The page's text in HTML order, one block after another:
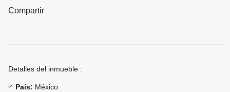
Compartir
Detalles del inmueble :
País: México